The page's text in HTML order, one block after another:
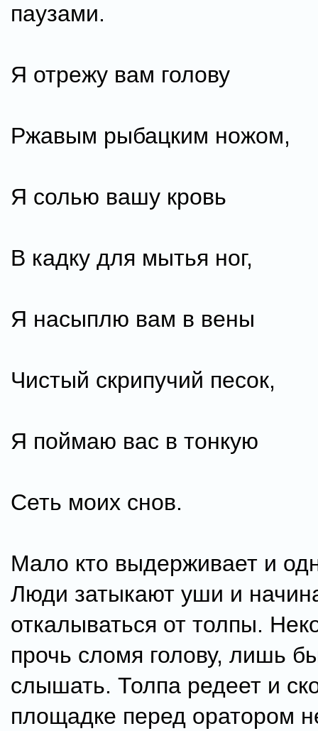
паузами.
Я отрежу вам голову
Ржавым рыбацким ножом,
Я солью вашу кровь
В кадку для мытья ног,
Я насыплю вам в вены
Чистый скрипучий песок,
Я поймаю вас в тонкую
Сеть моих снов.
Мало кто выдерживает и
Люди затыкают уши и
откалываться от толпы.
прочь сломя голову, лишь
слышать. Толпа редеет и
площадке перед оратором